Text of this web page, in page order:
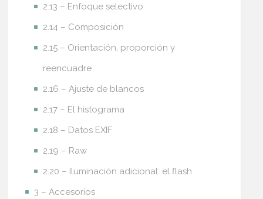
2.13 – Enfoque selectivo
2.14 – Composición
2.15 – Orientación, proporción y
reencuadre
2.16 – Ajuste de blancos
2.17 – El histograma
2.18 – Datos EXIF
2.19 – Raw
2.20 – Iluminación adicional: el flash
3 – Accesorios